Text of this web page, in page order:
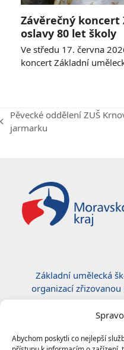
Abychom poskytli co nejlepší
Závěrečný koncert
oslavy 80 let školy
Ve středu 17. června
koncert Základní
previous
Pěvecké oddělení ZUŠ
jarmarku
Základní umělecká
organizací
Certifikace